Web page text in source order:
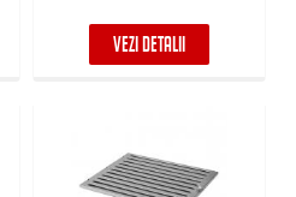
VEZI DETALII